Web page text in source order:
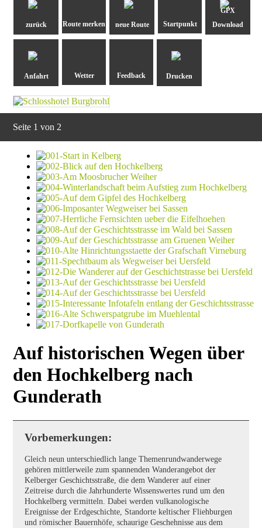
zurück neue Route
GPX
Download
Anfahrt Drucken
Seite 1 von 2
Auf historischen Wegen über
den Hochkelberg nach
Gunderath
Vorbemerkungen:
Gleich neun unterschiedlich lange Themenrundwanderwege
gehören mittlerweile zum spannenden Wanderangebot der
Kelberger Geschichtsstraße, die dem Wanderer auf einer
Zeitreise durch die Jahrhunderte Wissenswertes rund um den
Hochkelberg vermitteln. Dabei werden vulkanologische
Ereignisse der Erdgeschichte, Standorte keltischer Fliehburgen
und römischer Bauernhöfe, schaurige Geschehnisse aus dem